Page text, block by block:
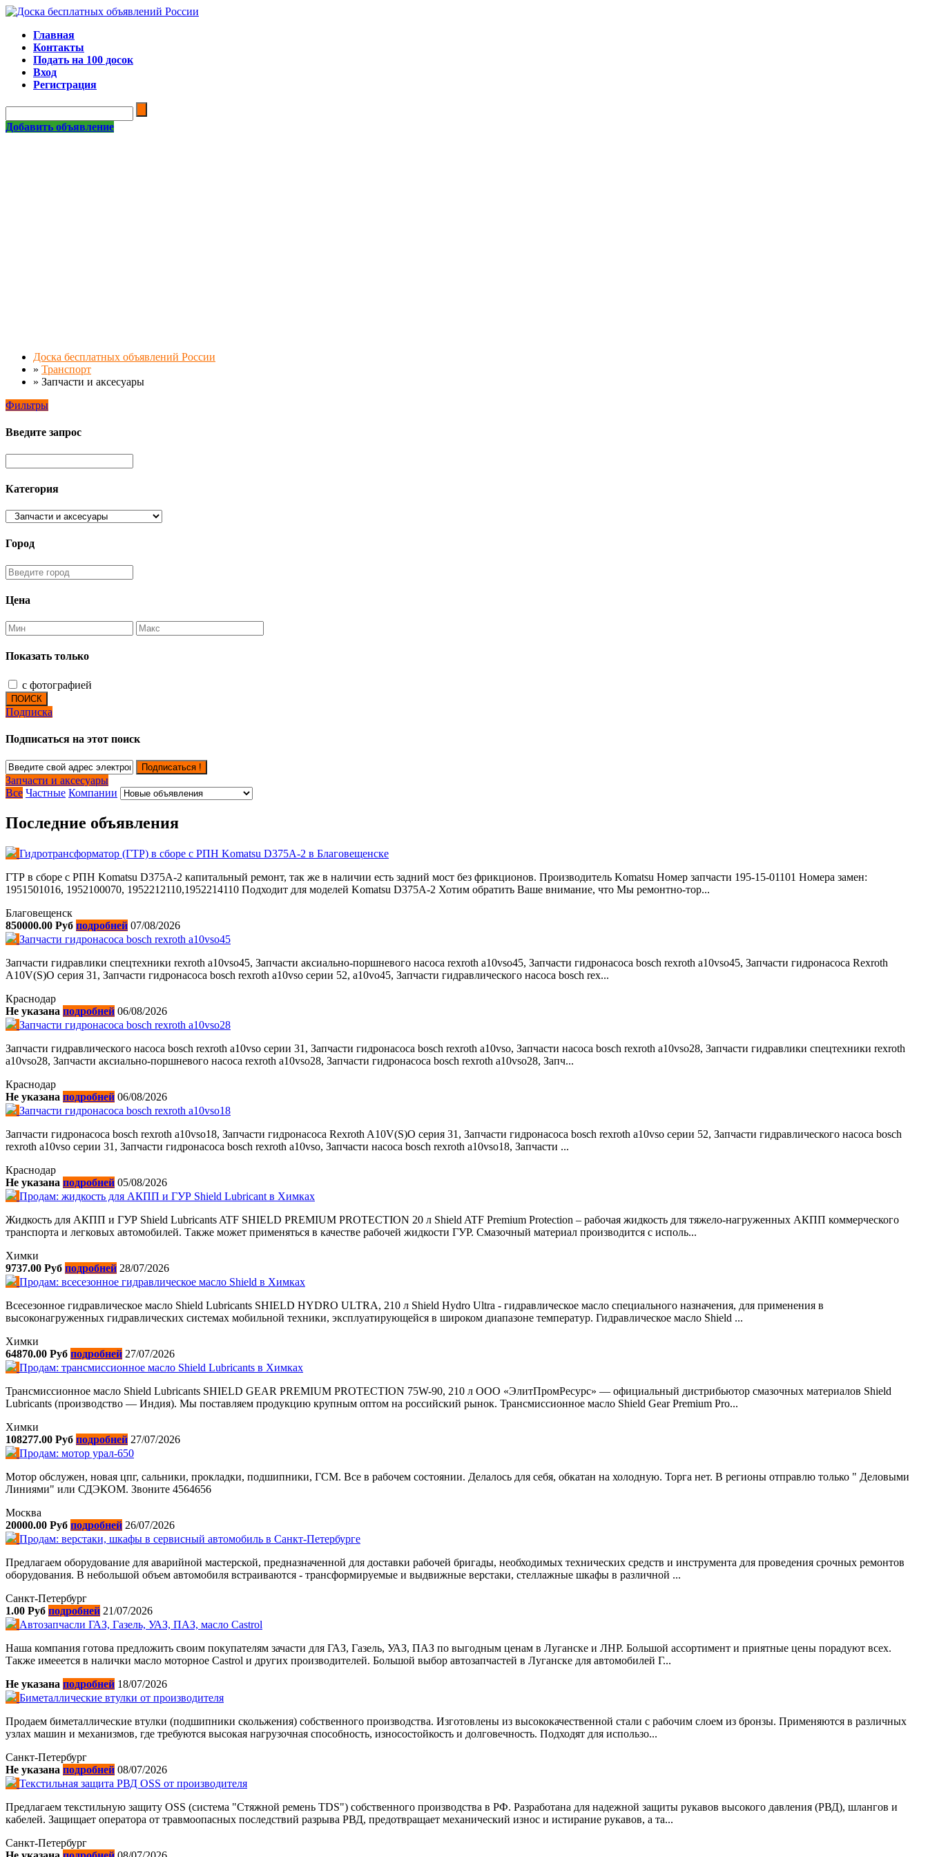
Главная
Контакты
Подать на 100 досок
Вход
Регистрация
Добавить объявление
Доска бесплатных объявлений России
» Транспорт
» Запчасти и аксесуары
Фильтры
Введите запрос
Категория
Город
Цена
Показать только
с фотографией
ПОИСК
Подписка
Подписаться на этот поиск
Подписаться !
Запчасти и аксесуары
Все Частные Компании
Последние объявления
Гидротрансформатор (ГТР) в сборе с РПН Komatsu D375A-2 в Благовещенске
ГТР в сборе с РПН Komatsu D375A-2 капитальный ремонт, так же в наличии есть задний мост без фрикционов. Производитель Komatsu Номер запчасти 195-15-01101 Номера замен:
1951501016, 1952100070, 1952212110,1952214110 Подходит для моделей Komatsu D375A-2 Хотим обратить Ваше внимание, что Мы ремонтно-тор...
Благовещенск
850000.00 Руб подробней 07/08/2026
Запчасти гидронасоса bosch rexroth a10vso45
Запчасти гидравлики спецтехники rexroth a10vso45, Запчасти аксиально-поршневого насоса rexroth a10vso45, Запчасти гидронасоса bosch rexroth a10vso45, Запчасти гидронасоса Rexroth
A10V(S)O серия 31, Запчасти гидронасоса bosch rexroth a10vso серии 52, a10vo45, Запчасти гидравлического насоса bosch rex...
Краснодар
Не указана подробней 06/08/2026
Запчасти гидронасоса bosch rexroth a10vso28
Запчасти гидравлического насоса bosch rexroth a10vso серии 31, Запчасти гидронасоса bosch rexroth a10vso, Запчасти насоса bosch rexroth a10vso28, Запчасти гидравлики спецтехники rexroth
a10vso28, Запчасти аксиально-поршневого насоса rexroth a10vso28, Запчасти гидронасоса bosch rexroth a10vso28, Запч...
Краснодар
Не указана подробней 06/08/2026
Запчасти гидронасоса bosch rexroth a10vso18
Запчасти гидронасоса bosch rexroth a10vso18, Запчасти гидронасоса Rexroth A10V(S)O серия 31, Запчасти гидронасоса bosch rexroth a10vso серии 52, Запчасти гидравлического насоса bosch
rexroth a10vso серии 31, Запчасти гидронасоса bosch rexroth a10vso, Запчасти насоса bosch rexroth a10vso18, Запчасти ...
Краснодар
Не указана подробней 05/08/2026
Продам: жидкость для АКПП и ГУР Shield Lubricant в Химках
Жидкость для АКПП и ГУР Shield Lubricants ATF SHIELD PREMIUM PROTECTION 20 л Shield ATF Premium Protection – рабочая жидкость для тяжело-нагруженных АКПП коммерческого
транспорта и легковых автомобилей. Также может применяться в качестве рабочей жидкости ГУР. Смазочный материал производится с исполь...
Химки
9737.00 Руб подробней 28/07/2026
Продам: всесезонное гидравлическое масло Shield в Химках
Всесезонное гидравлическое масло Shield Lubricants SHIELD HYDRO ULTRA, 210 л Shield Hydro Ultra - гидравлическое масло специального назначения, для применения в
высоконагруженных гидравлических системах мобильной техники, эксплуатирующейся в широком диапазоне температур. Гидравлическое масло Shield ...
Химки
64870.00 Руб подробней 27/07/2026
Продам: трансмиссионное масло Shield Lubricants в Химках
Трансмиссионное масло Shield Lubricants SHIELD GEAR PREMIUM PROTECTION 75W-90, 210 л ООО «ЭлитПромРесурс» — официальный дистрибьютор смазочных материалов Shield
Lubricants (производство — Индия). Мы поставляем продукцию крупным оптом на российский рынок. Трансмиссионное масло Shield Gear Premium Pro...
Химки
108277.00 Руб подробней 27/07/2026
Продам: мотор урал-650
Мотор обслужен, новая цпг, сальники, прокладки, подшипники, ГСМ. Все в рабочем состоянии. Делалось для себя, обкатан на холодную. Торга нет. В регионы отправлю только " Деловыми
Линиями" или СДЭКОМ. Звоните 4564656
Москва
20000.00 Руб подробней 26/07/2026
Продам: верстаки, шкафы в сервисный автомобиль в Санкт-Петербурге
Предлагаем оборудование для аварийной мастерской, предназначенной для доставки рабочей бригады, необходимых технических средств и инструмента для проведения срочных ремонтов
оборудования. В небольшой объем автомобиля встраиваются - трансформируемые и выдвижные верстаки, стеллажные шкафы в различной ...
Санкт-Петербург
1.00 Руб подробней 21/07/2026
Автозапчасли ГАЗ, Газель, УАЗ, ПАЗ, масло Castrol
Наша компания готова предложить своим покупателям зачасти для ГАЗ, Газель, УАЗ, ПАЗ по выгодным ценам в Луганске и ЛНР. Большой ассортимент и приятные цены порадуют всех.
Также имееется в налички масло моторное Castrol и других производителей. Большой выбор автозапчастей в Луганске для автомобилей Г...
Не указана подробней 18/07/2026
Биметаллические втулки от производителя
Продаем биметаллические втулки (подшипники скольжения) собственного производства. Изготовлены из высококачественной стали с рабочим слоем из бронзы. Применяются в различных
узлах машин и механизмов, где требуются высокая нагрузочная способность, износостойкость и долговечность. Подходят для использо...
Санкт-Петербург
Не указана подробней 08/07/2026
Текстильная защита РВД OSS от производителя
Предлагаем текстильную защиту OSS (система "Стяжной ремень TDS") собственного производства в РФ. Разработана для надежной защиты рукавов высокого давления (РВД), шлангов и
кабелей. Защищает оператора от травмоопасных последствий разрыва РВД, предотвращает механический износ и истирание рукавов, а та...
Санкт-Петербург